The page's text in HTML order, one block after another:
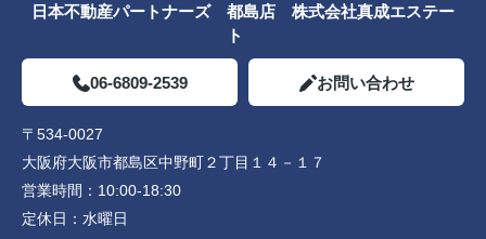
日本不動産パートナーズ 都島店 株式会社真成エステー
ト
06-6809-2539 お問い合わせ
〒534-0027
大阪府大阪市都島区中野町２丁目１４－１７
営業時間： 10:00-18:30
定休日： 水曜日